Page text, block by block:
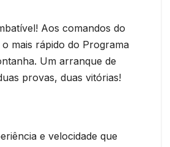
Aos comandos do
mais rápido do Programa
Um arranque de
provas, duas vitórias!
e velocidade que